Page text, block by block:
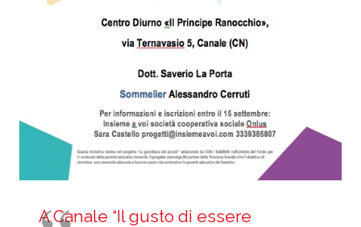
A Canale “Il gusto di essere